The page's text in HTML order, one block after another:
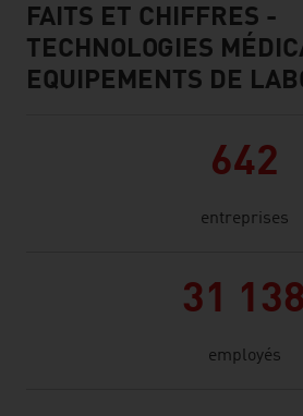
facts & figures
FAITS ET CHIFFRES -
TECHNOLOGIES
EQUIPEMENTS DE
642
entreprises
31 138
employés